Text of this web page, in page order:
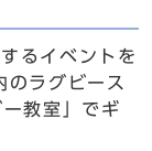
るイベントを
ラグビース
教室」でギ